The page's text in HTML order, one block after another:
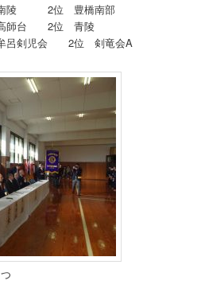
陵 2位 豊橋南部
師台 2位 青陵
剣児会 2位 剣竜会A